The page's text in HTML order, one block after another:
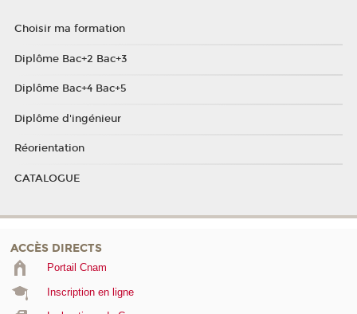
Choisir ma formation
Diplôme Bac+2 Bac+3
Diplôme Bac+4 Bac+5
Diplôme d'ingénieur
Réorientation
CATALOGUE
ACCÈS DIRECTS
Portail Cnam
Inscription en ligne